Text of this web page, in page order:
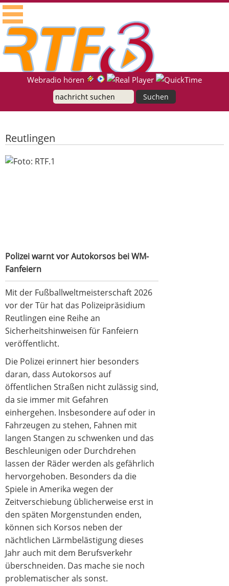
RTF.1 - Radio für die Region Neckar-Alb
Webradio hören
Reutlingen
Polizei warnt vor Autokorsos bei WM-
Polizei warnt vor Autokorsos bei WM-
Fanfeiern
Mit der Fußballweltmeisterschaft 2026
vor der Tür hat das Polizeipräsidium
Reutlingen eine Reihe an
Sicherheitshinweisen für Fanfeiern
veröffentlicht.
Die Polizei erinnert hier besonders
daran, dass Autokorsos auf
öffentlichen Straßen nicht zulässig sind,
da sie immer mit Gefahren
einhergehen. Insbesondere auf oder in
Fahrzeugen zu stehen, Fahnen mit
langen Stangen zu schwenken und das
Beschleunigen oder Durchdrehen
lassen der Räder werden als gefährlich
hervorgehoben. Besonders da die
Spiele in Amerika wegen der
Zeitverschiebung üblicherweise erst in
den späten Morgenstunden enden,
können sich Korsos neben der
nächtlichen Lärmbelästigung dieses
Jahr auch mit dem Berufsverkehr
überschneiden. Das mache sie noch
problematischer als sonst.